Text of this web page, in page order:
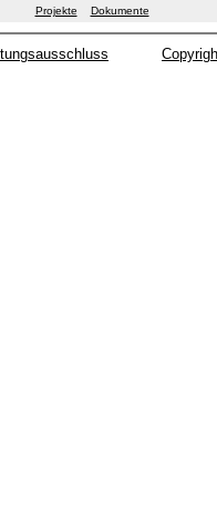
Projekte
Dokumente